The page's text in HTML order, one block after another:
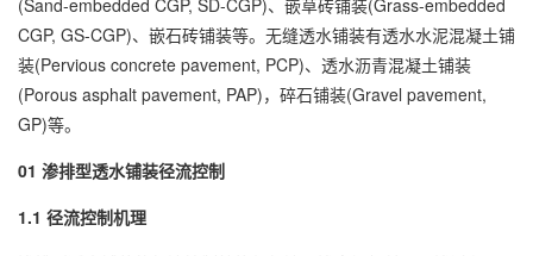
(Sand-embedded CGP, SD-CGP)、嵌草砖铺装(Grass-embedded
CGP, GS-CGP)、嵌石砖铺装等。无缝透水铺装有透水水泥混凝土铺
装(Pervious concrete pavement, PCP)、透水沥青混凝土铺装
(Porous asphalt pavement, PAP)，碎石铺装(Gravel pavement,
GP)等。
01 渗排型透水铺装径流控制
1.1 径流控制机理